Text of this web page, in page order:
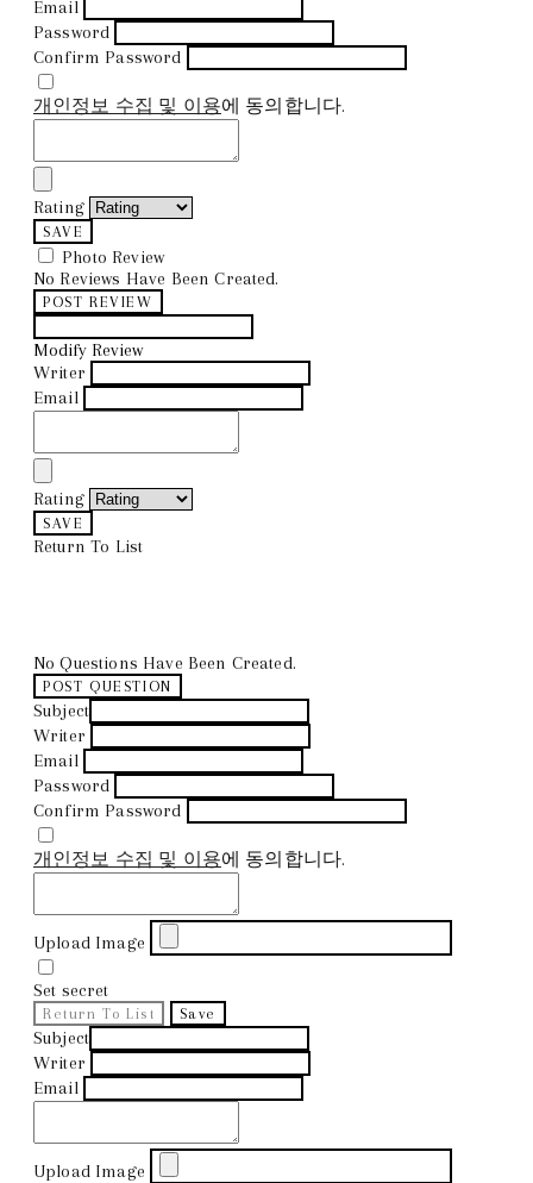
Email
Password
Confirm Password
개인정보 수집 및 이용에 동의합니다.
Rating
SAVE
Photo Review
No Reviews Have Been Created.
POST REVIEW
Modify Review
Writer
Email
Rating
SAVE
Return To List
No Questions Have Been Created.
POST QUESTION
Subject
Writer
Email
Password
Confirm Password
개인정보 수집 및 이용에 동의합니다.
Upload Image
Set secret
Return To List Save
Subject
Writer
Email
Upload Image